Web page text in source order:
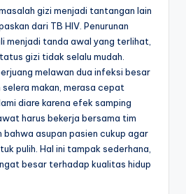
gizi menjadi tantangan lain
dari TB HIV. Penurunan
menjadi tanda awal yang terlihat,
gizi tidak selalu mudah.
melawan dua infeksi besar
makan, merasa cepat
diare karena efek samping
harus bekerja bersama tim
bahwa asupan pasien cukup agar
pulih. Hal ini tampak sederhana,
besar terhadap kualitas hidup